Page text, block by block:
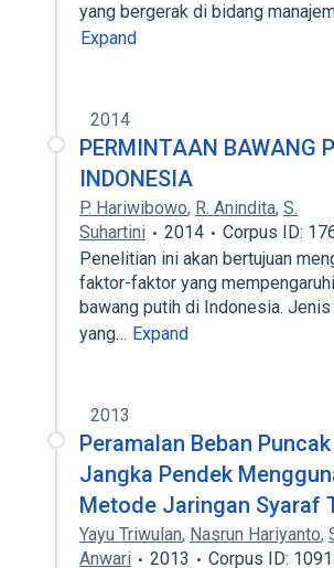
yang bergerak di bidang
Expand
2014
PERMINTAAN BAWANG
INDONESIA
P. Hariwibowo, R. Anindita, S.
Suhartini
2014
Corpus ID:
Penelitian ini akan bertujuan
faktor-faktor yang
bawang putih di Indonesia.
yang… Expand
2013
Peramalan Beban
Jangka Pendek
Metode Jaringan Syaraf
Yayu Triwulan, Nasrun Hariyanto,
Anwari
2013
Corpus ID: